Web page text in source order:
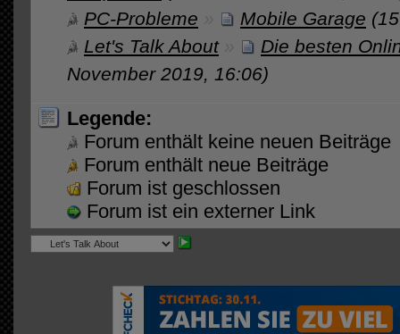
PC-Probleme
Mobile Garage
Let's Talk About»
Die besten
November 2019, 16:06)
Legende:
Forum enthält keine neuen Beiträge
Forum enthält neue Beiträge
Forum ist geschlossen
Forum ist ein externer Link